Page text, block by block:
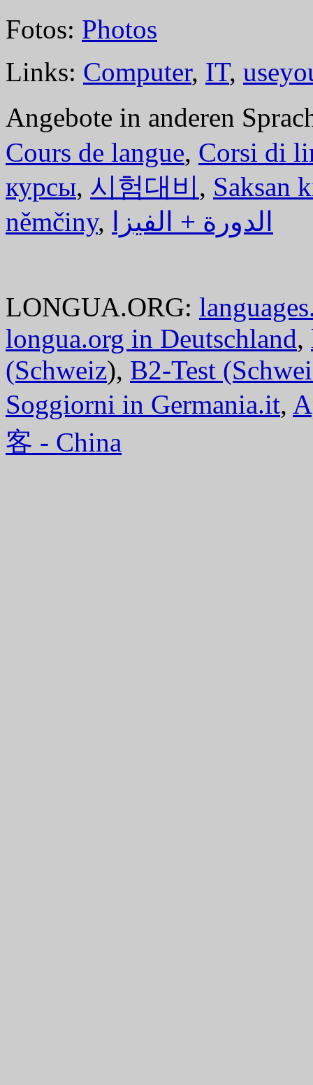
Fotos: Photos
Links: Computer, IT,
Angebote in anderen
Cours de langue, Corsi di
курсы, 시험대비, Saksan
němčiny, الدورة + الفيزا
LONGUA.ORG:
longua.org in Deutschland,
(Schweiz), B2-Test
Soggiorni in Germania.it,
客 - China